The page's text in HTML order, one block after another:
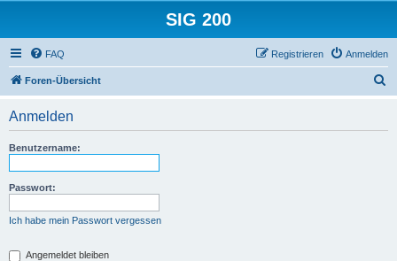
SIG 200
FAQ Anmelden
Registrieren
Foren-Übersicht
Anmelden
Benutzername:
Passwort:
Ich habe mein Passwort vergessen
Angemeldet bleiben